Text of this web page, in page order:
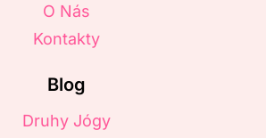
O Nás
Kontakty
Blog
Druhy Jógy